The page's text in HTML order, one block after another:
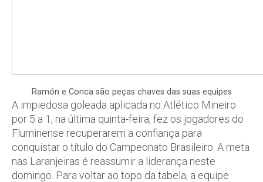
Ramón e Conca são peças chaves das suas equipes
A impiedosa goleada aplicada no Atlético Mineiro
por 5 a 1, na última quinta-feira, fez os jogadores do
Fluminense recuperarem a confiança para
conquistar o título do Campeonato Brasileiro. A meta
nas Laranjeiras é reassumir a liderança neste
domingo. Para voltar ao topo da tabela, a equipe